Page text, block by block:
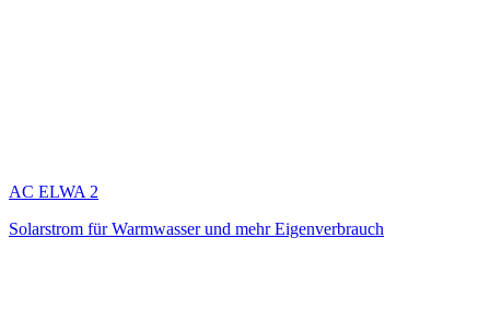
AC ELWA 2
Solarstrom für Warmwasser und mehr Eigenverbrauch